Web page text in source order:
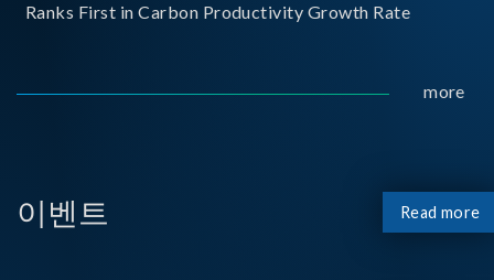
Ranks First in Carbon Productivity Growth Rate
more
이벤트 Read more